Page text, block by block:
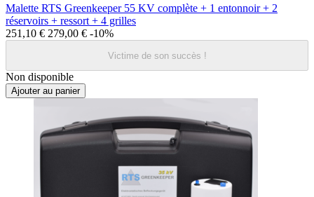
Malette RTS Greenkeeper 55 KV complète + 1 entonnoir + 2
réservoirs + ressort + 4 grilles
251,10 € 279,00 € -10%
Victime de son succès !
Non disponible
Ajouter au panier